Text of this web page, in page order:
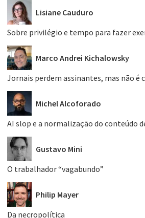
Lisiane Cauduro
Sobre privilégio e tempo para fazer
Marco Andrei Kichalowsky
Jornais perdem assinantes, mas não é
Michel Alcoforado
AI slop e a normalização do conteúdo
Gustavo Mini
O trabalhador “vagabundo”
Philip Mayer
Da necropolítica